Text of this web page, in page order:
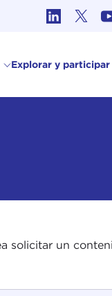
Explorar y participar
solicitar un